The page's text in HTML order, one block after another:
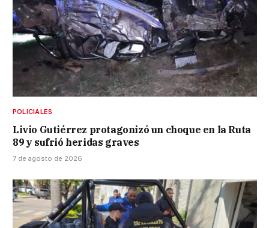
POLICIALES
Livio Gutiérrez protagonizó un choque en la Ruta
89 y sufrió heridas graves
7 de agosto de 2026